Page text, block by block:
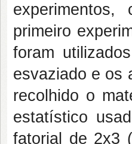
primeiro
foram
esvaziado e os
recolhido o
estatístico
fatorial de 2x3